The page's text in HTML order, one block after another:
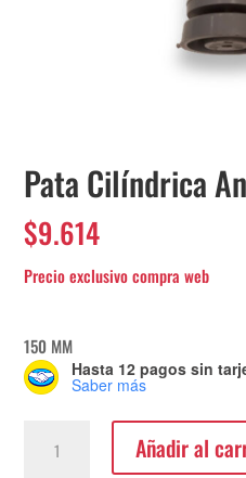
Pata Cilíndrica
$9.614
150 MM
Hasta 12 pagos sin
Saber más
Cilíndrica
Añadir al